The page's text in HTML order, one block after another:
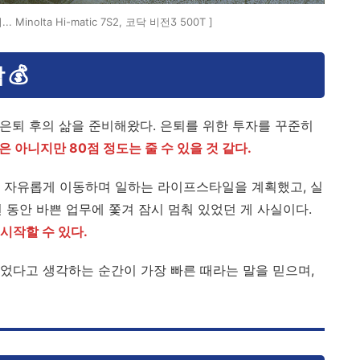
... Minolta Hi-matic 7S2, 코닥 비전3 500T ]
💰
후의 삶을 준비해왔다. 은퇴를 위한 투자를 꾸준히
아니지만 80점 정도는 줄 수 있을 것 같다.
유롭게 이동하며 일하는 라이프스타일을 계획했고, 실
안 바쁜 업무에 쫓겨 잠시 멈춰 있었던 게 사실이다.
작할 수 있다.
다고 생각하는 순간이 가장 빠른 때라는 말을 믿으며,